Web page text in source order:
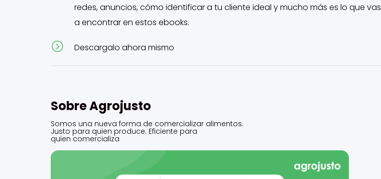
redes, anuncios, cómo identificar a tu cliente ideal y mucho más es lo que vas
a encontrar en estos ebooks.
= Descargalo ahora mismo
Sobre Agrojusto
Somos una nueva forma de comercializar alimentos.
Justo para quien produce. Eficiente para
quien comercializa